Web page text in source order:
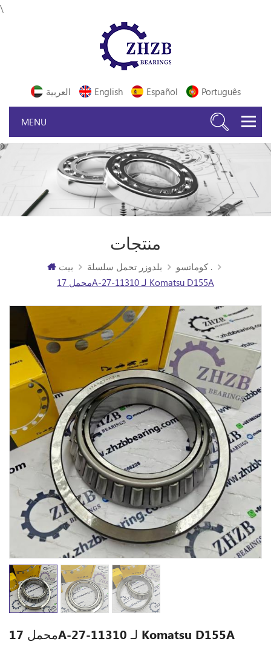
\
العربية English Español Português
منتجات
بيت بلدوزر تحمل سلسلة
كوماتسو .
محمل 17A-27-11310 لـ Komatsu D155A
محمل 17A-27-11310 لـ Komatsu D155A